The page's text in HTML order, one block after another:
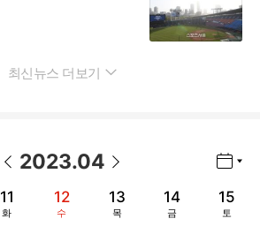
최신뉴스 더보기
2023.04
11
화
12
수
13
목
14
금
15
토